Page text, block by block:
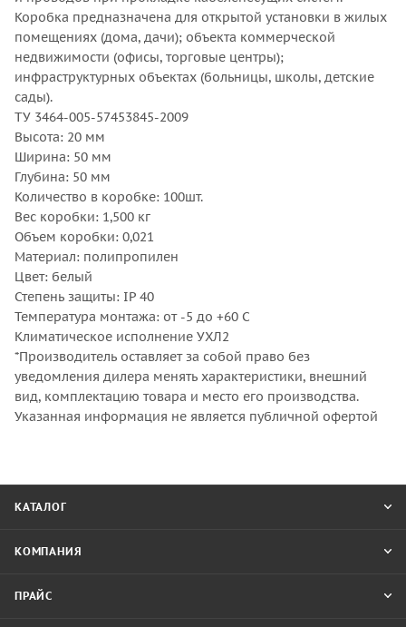
Коробка предназначена для открытой установки в жилых
помещениях (дома, дачи); объекта коммерческой
недвижимости (офисы, торговые центры);
инфраструктурных объектах (больницы, школы, детские
сады).
ТУ 3464-005-57453845-2009
Высота: 20 мм
Ширина: 50 мм
Глубина: 50 мм
Количество в коробке: 100шт.
Вес коробки: 1,500 кг
Объем коробки: 0,021
Материал: полипропилен
Цвет: белый
Степень защиты: IP 40
Температура монтажа: от -5 до +60 С
Климатическое исполнение УХЛ2
*Производитель оставляет за собой право без
уведомления дилера менять характеристики, внешний
вид, комплектацию товара и место его производства.
Указанная информация не является публичной офертой
КАТАЛОГ
КОМПАНИЯ
ПРАЙС